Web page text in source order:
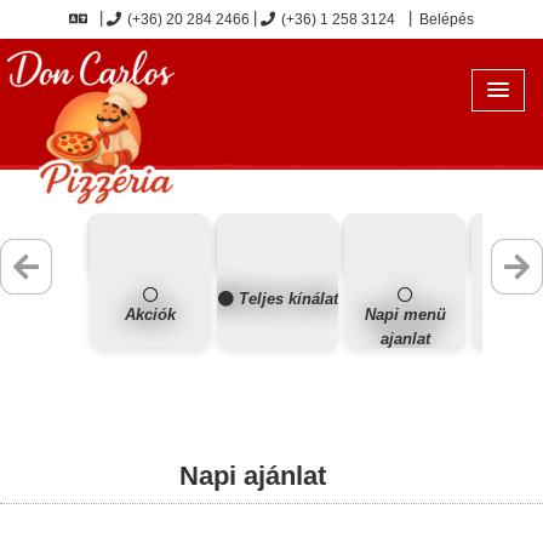
(+36) 20 284 2466 (+36) 1 258 3124 Belépés
Akciók
Teljes kínálat
Napi menü
ajanlat
Napi ajánlat